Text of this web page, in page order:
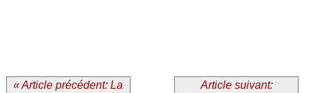
« Article précédent: La
Article suivant: